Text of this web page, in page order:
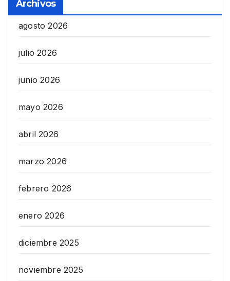
Archivos
agosto 2026
julio 2026
junio 2026
mayo 2026
abril 2026
marzo 2026
febrero 2026
enero 2026
diciembre 2025
noviembre 2025